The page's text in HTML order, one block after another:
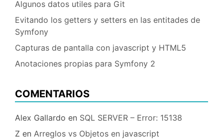
Algunos datos utiles para Git
Evitando los getters y setters en las entitades de
Symfony
Capturas de pantalla con javascript y HTML5
Anotaciones propias para Symfony 2
COMENTARIOS
Alex Gallardo en SQL SERVER – Error: 15138
Z en Arreglos vs Objetos en javascript